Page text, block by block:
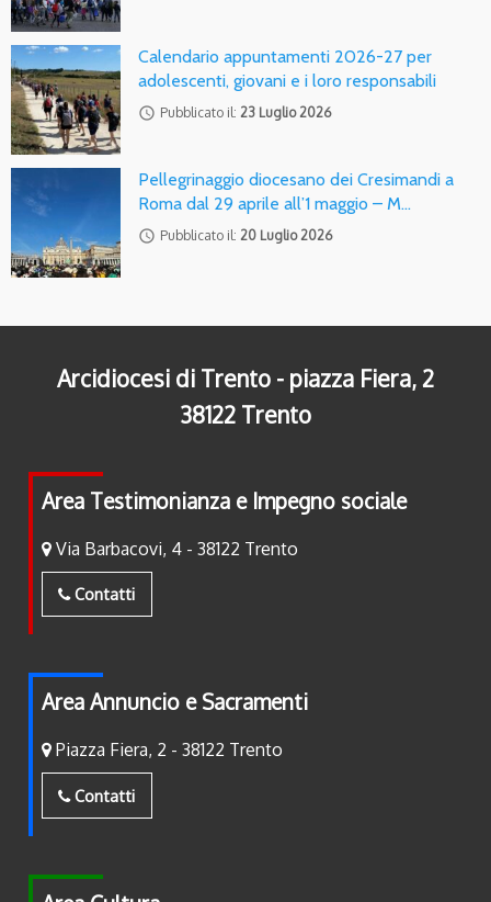
Calendario appuntamenti 2026-27 per
adolescenti, giovani e i loro responsabili
access_time Pubblicato il: 23 Luglio 2026
Pellegrinaggio diocesano dei Cresimandi a
Roma dal 29 aprile all’1 maggio – M…
access_time Pubblicato il: 20 Luglio 2026
Arcidiocesi di Trento - piazza Fiera, 2
38122 Trento
Area Testimonianza e Impegno sociale
Via Barbacovi, 4 - 38122 Trento
Contatti
Area Annuncio e Sacramenti
Piazza Fiera, 2 - 38122 Trento
Contatti